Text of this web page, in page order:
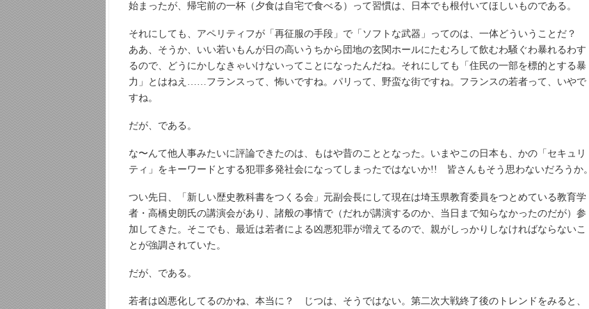
始まったが、帰宅前の一杯（夕食は自宅で食べる）って習慣は、日本でも根付いてほしいものである。
それにしても、アペリティフが「再征服の手段」で「ソフトな武器」ってのは、一体どういうことだ？
ああ、そうか、いい若いもんが日の高いうちから団地の玄関ホールにたむろして飲むわ騒ぐわ暴れるわす
るので、どうにかしなきゃいけないってことになったんだね。それにしても「住民の一部を標的とする暴
力」とはねえ……フランスって、怖いですね。パリって、野蛮な街ですね。フランスの若者って、いやで
すね。
だが、である。
な〜んて他人事みたいに評論できたのは、もはや昔のこととなった。いまやこの日本も、かの「セキュリ
ティ」をキーワードとする犯罪多発社会になってしまったではないか!! 皆さんもそう思わないだろうか。
つい先日、「新しい歴史教科書をつくる会」元副会長にして現在は埼玉県教育委員をつとめている教育学
者・高橋史朗氏の講演会があり、諸般の事情で（だれが講演するのか、当日まで知らなかったのだが）参
加してきた。そこでも、最近は若者による凶悪犯罪が増えてるので、親がしっかりしなければならないこ
とが強調されていた。
だが、である。
若者は凶悪化してるのかね、本当に？ じつは、そうではない。第二次大戦終了後のトレンドをみると、